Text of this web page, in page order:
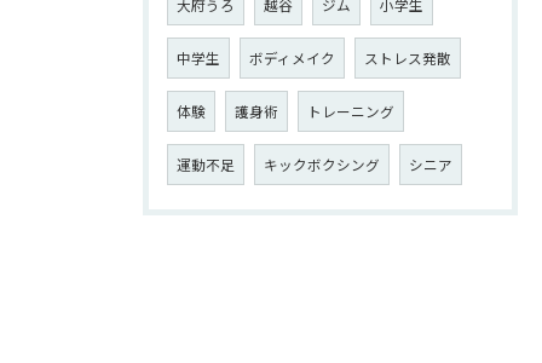
大府うろ 越谷 ジム 小学生
中学生 ボディメイク ストレス発散
体験 護身術 トレーニング
運動不足 キックボクシング シニア